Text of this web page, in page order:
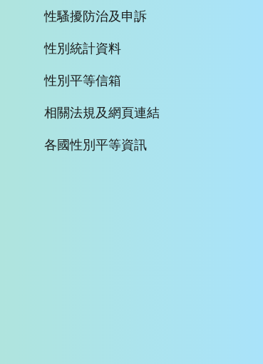
性騷擾防治及申訴
性別統計資料
性別平等信箱
相關法規及網頁連結
各國性別平等資訊